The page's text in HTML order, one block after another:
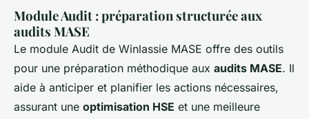
Module Audit : préparation structurée aux
audits MASE
Le module Audit de Winlassie MASE offre des outils
pour une préparation méthodique aux audits MASE. Il
aide à anticiper et planifier les actions nécessaires,
assurant une optimisation HSE et une meilleure